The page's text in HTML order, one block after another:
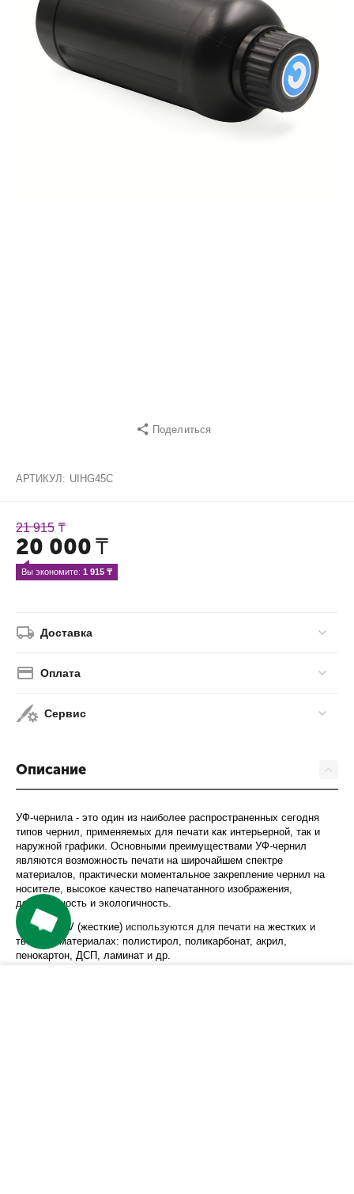
Поделиться
АРТИКУЛ: UIHG45С
21 915 ₸
20 000₸
Вы экономите: 1 915 ₸
Доставка
Оплата
Сервис
Описание
УФ-чернила - это один из наиболее распространенных сегодня
типов чернил, применяемых для печати как интерьерной, так и
наружной графики. Основными преимуществами УФ-чернил
являются возможность печати на широчайшем спектре
материалов, практически моментальное закрепление чернил на
носителе, высокое качество напечатанного изображения,
долговечность и экологичность.
Чернила UV (жесткие) используются для печати нажестких и
твердых материалах:полистирол, поликарбонат, акрил,
пенокартон, ДСП, ламинат и др.